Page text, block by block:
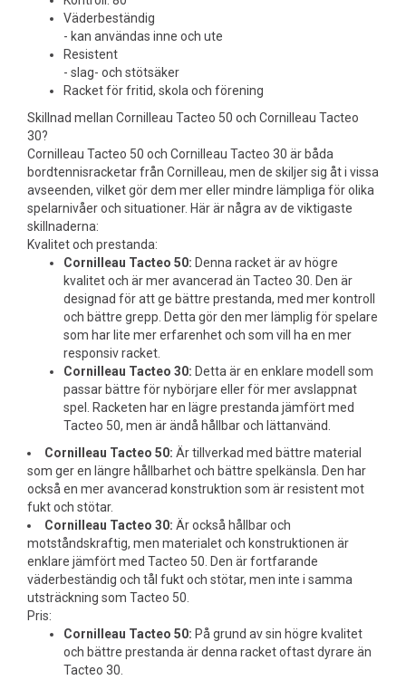
Väderbeständig
- kan användas inne och ute
Resistent
- slag- och stötsäker
Racket för fritid, skola och förening
Skillnad mellan Cornilleau Tacteo 50 och Cornilleau Tacteo
30?
Cornilleau Tacteo 50 och Cornilleau Tacteo 30 är båda
bordtennisracketar från Cornilleau, men de skiljer sig åt i vissa
avseenden, vilket gör dem mer eller mindre lämpliga för olika
spelarnivåer och situationer. Här är några av de viktigaste
skillnaderna:
Kvalitet och prestanda:
Cornilleau Tacteo 50: Denna racket är av högre
kvalitet och är mer avancerad än Tacteo 30. Den är
designad för att ge bättre prestanda, med mer kontroll
och bättre grepp. Detta gör den mer lämplig för spelare
som har lite mer erfarenhet och som vill ha en mer
responsiv racket.
Cornilleau Tacteo 30: Detta är en enklare modell som
passar bättre för nybörjare eller för mer avslappnat
spel. Racketen har en lägre prestanda jämfört med
Tacteo 50, men är ändå hållbar och lättanvänd.
Cornilleau Tacteo 50: Är tillverkad med bättre material
som ger en längre hållbarhet och bättre spelkänsla. Den har
också en mer avancerad konstruktion som är resistent mot
fukt och stötar.
Cornilleau Tacteo 30: Är också hållbar och
motståndskraftig, men materialet och konstruktionen är
enklare jämfört med Tacteo 50. Den är fortfarande
väderbeständig och tål fukt och stötar, men inte i samma
utsträckning som Tacteo 50.
Pris:
Cornilleau Tacteo 50: På grund av sin högre kvalitet
och bättre prestanda är denna racket oftast dyrare än
Tacteo 30.